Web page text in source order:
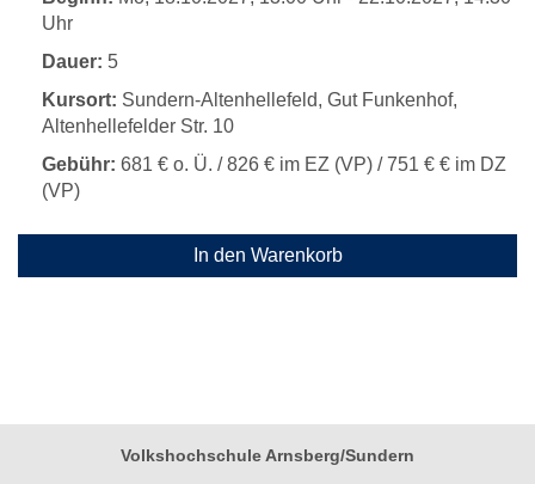
Uhr
Dauer: 5
Kursort: Sundern-Altenhellefeld, Gut Funkenhof,
Altenhellefelder Str. 10
Gebühr: 681 € o. Ü. / 826 € im EZ (VP) / 751 € € im DZ
(VP)
In den Warenkorb
Volkshochschule Arnsberg/Sundern